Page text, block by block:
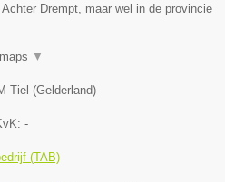
Drempt, maar wel in de provincie
▼
Tiel (Gelderland)
-
(TAB)